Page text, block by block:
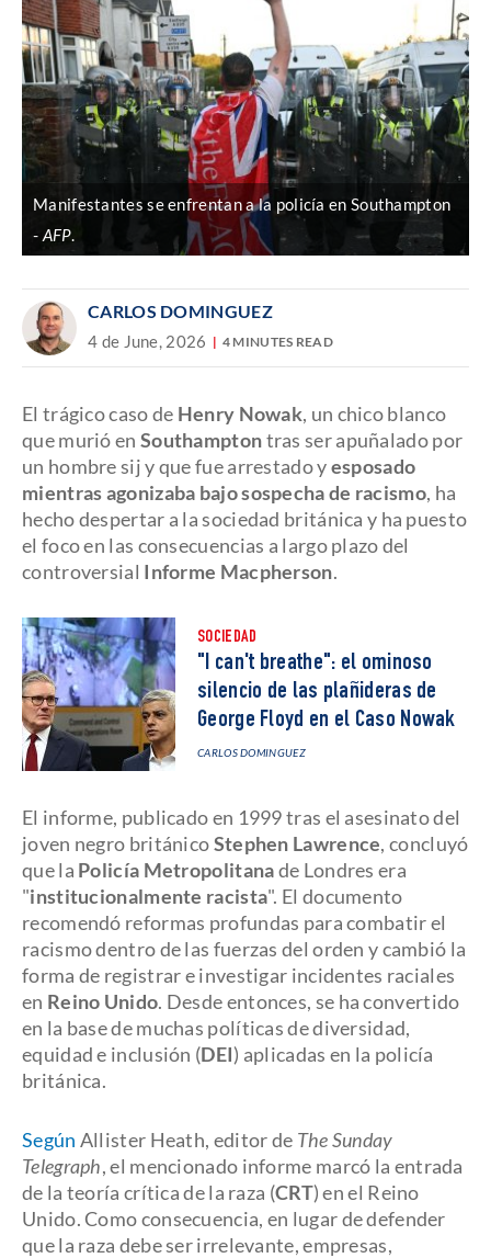
Manifestantes se enfrentan a la policía en Southampton
AFP.
CARLOS DOMINGUEZ
4 de June, 2026 4 MINUTES READ
El trágico caso de Henry Nowak, un chico blanco
que murió en Southamptontras ser apuñalado por
un hombre sij y que fue arrestado yesposado
mientras agonizaba bajo sospecha de racismo, ha
hecho despertar a la sociedad británica y ha puesto
el foco en las consecuencias a largo plazo del
controversial Informe Macpherson.
SOCIEDAD
"I can't breathe": el ominoso
silencio de las plañideras de
George Floyd en el Caso Nowak
CARLOS DOMINGUEZ
El informe, publicado en 1999 tras el asesinato del
joven negro británicoStephen Lawrence, concluyó
que la Policía Metropolitanade Londres era
"institucionalmente racista". El documento
recomendó reformas profundas para combatir el
racismo dentro de las fuerzas del orden y cambió la
forma de registrar e investigar incidentes raciales
en Reino Unido. Desde entonces, se ha convertido
en la base de muchas políticas de diversidad,
equidad e inclusión (DEI) aplicadas en la policía
británica.
Según Allister Heath, editor de The Sunday
Telegraph, el mencionado informe marcó la entrada
de la teoría crítica de la raza (CRT) en el Reino
Unido. Como consecuencia, en lugar de defender
que la raza debe ser irrelevante, empresas,